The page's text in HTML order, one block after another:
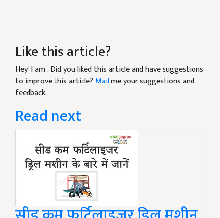
Like this article?
Hey! I am. Did you liked this article and have suggestions
to improve this article? Mailme your suggestions and
feedback.
Read next